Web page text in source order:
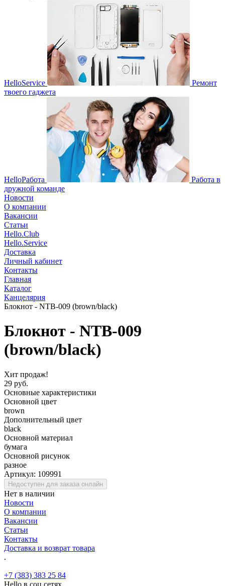
HelloService
Ремонт
твоего гаджета
HelloРабота
Работа в
дружной команде
Новости
О компании
Вакансии
Статьи
Hello.Club
Hello.Service
Доставка
Личный кабинет
Контакты
Главная
Каталог
Канцелярия
Блокнот - NTB-009 (brown/black)
Блокнот - NTB-009
(brown/black)
Хит продаж!
29 руб.
Основные характеристики
Основной цвет
brown
Дополнительный цвет
black
Основной материал
бумага
Основной рисунок
разное
Артикул: 109991
Недоступен для заказа онлайн
Нет в наличии
Новости
О компании
Вакансии
Статьи
Контакты
Доставка и возврат товара
.
+7 (383) 383 25 84
Hello в соц.сетях